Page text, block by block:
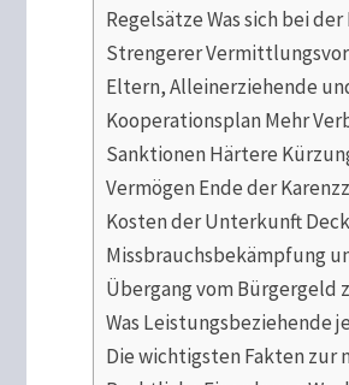
Regelsätze Was sich bei
Strengerer
Eltern, Alleinerziehende
Kooperationsplan Mehr
Sanktionen Härtere
Vermögen Ende der
Kosten der Unterkunft
Missbrauchsbekämpfung
Übergang vom Bürgergeld
Was
Die wichtigsten Fakten zur